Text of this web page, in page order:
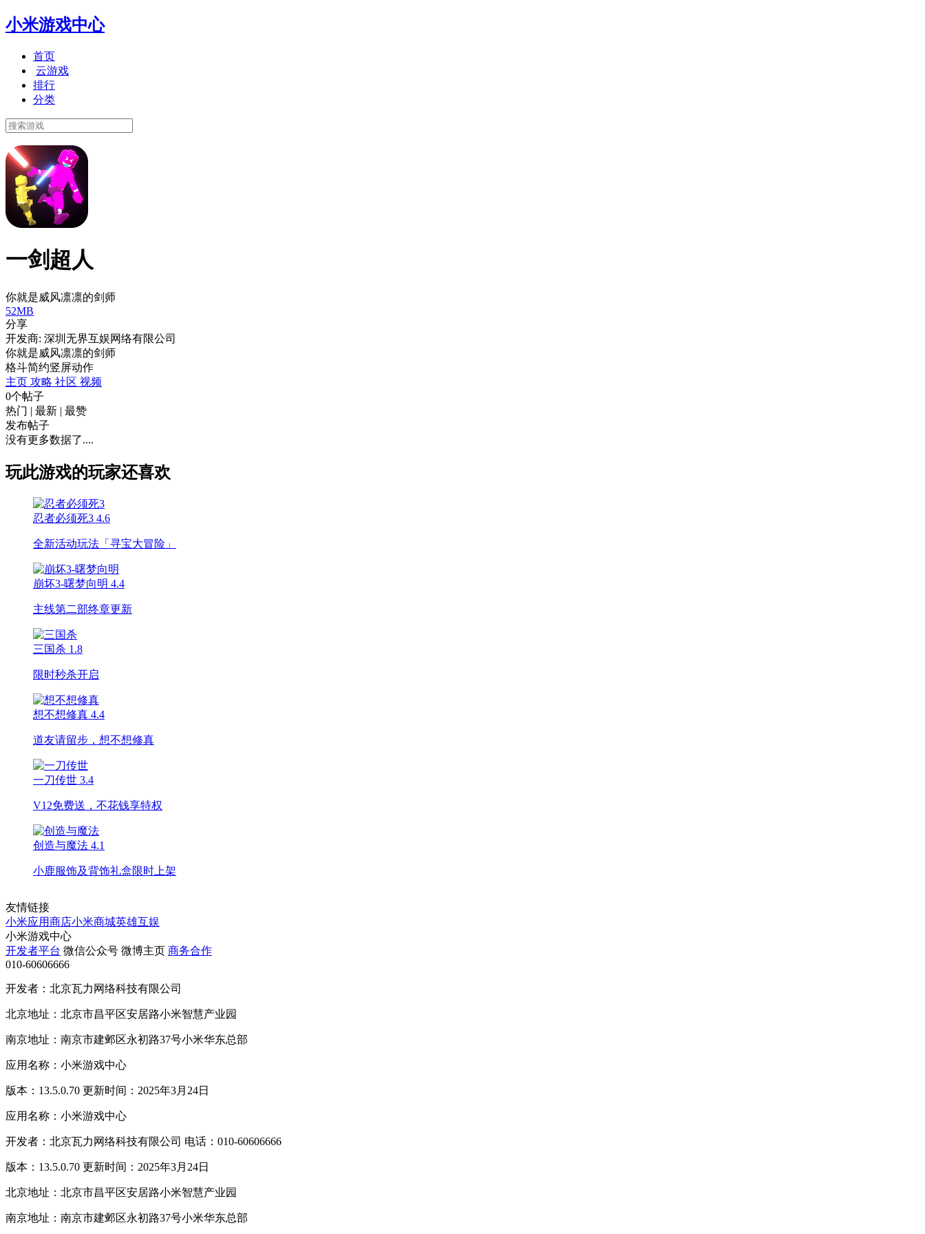
小米游戏中心
首页
云游戏
排行
分类
一剑超人
你就是威风凛凛的剑师
52MB
分享
开发商: 深圳无界互娱网络有限公司
你就是威风凛凛的剑师
格斗简约竖屏动作
主页 攻略 社区 视频
0个帖子
热门 | 最新 | 最赞
发布帖子
没有更多数据了....
玩此游戏的玩家还喜欢
忍者必须死3 4.6
全新活动玩法「寻宝大冒险」
崩坏3-曙梦向明 4.4
主线第二部终章更新
三国杀 1.8
限时秒杀开启
想不想修真 4.4
道友请留步，想不想修真
一刀传世 3.4
V12免费送，不花钱享特权
创造与魔法 4.1
小鹿服饰及背饰礼盒限时上架
友情链接
小米应用商店小米商城英雄互娱
小米游戏中心
开发者平台 微信公众号 微博主页 商务合作
010-60606666
开发者：北京瓦力网络科技有限公司
北京地址：北京市昌平区安居路小米智慧产业园
南京地址：南京市建邺区永初路37号小米华东总部
应用名称：小米游戏中心
版本：13.5.0.70 更新时间：2025年3月24日
应用名称：小米游戏中心
开发者：北京瓦力网络科技有限公司 电话：010-60606666
版本：13.5.0.70 更新时间：2025年3月24日
北京地址：北京市昌平区安居路小米智慧产业园
南京地址：南京市建邺区永初路37号小米华东总部